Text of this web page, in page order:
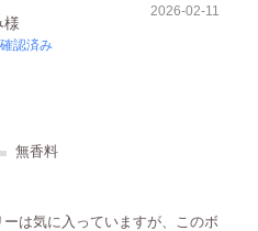
様
認済み
2026-02-11
無香料
は気に入っていますが、このボ